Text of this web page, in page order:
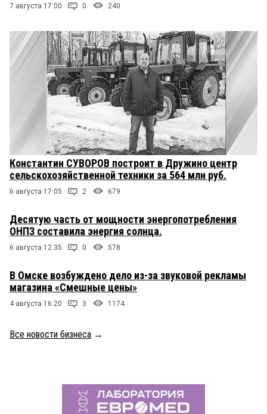
7 августа 17:00 0 240
Константин СУВОРОВ построит в Дружино центр
сельскохозяйственной техники за 564 млн руб.
6 августа 17:05 2 679
Десятую часть от мощности энергопотребления
ОНПЗ составила энергия солнца.
6 августа 12:35 0 578
В Омске возбуждено дело из-за звуковой рекламы
магазина «Смешные цены»
4 августа 16:20 3 1174
Все новости бизнеса →